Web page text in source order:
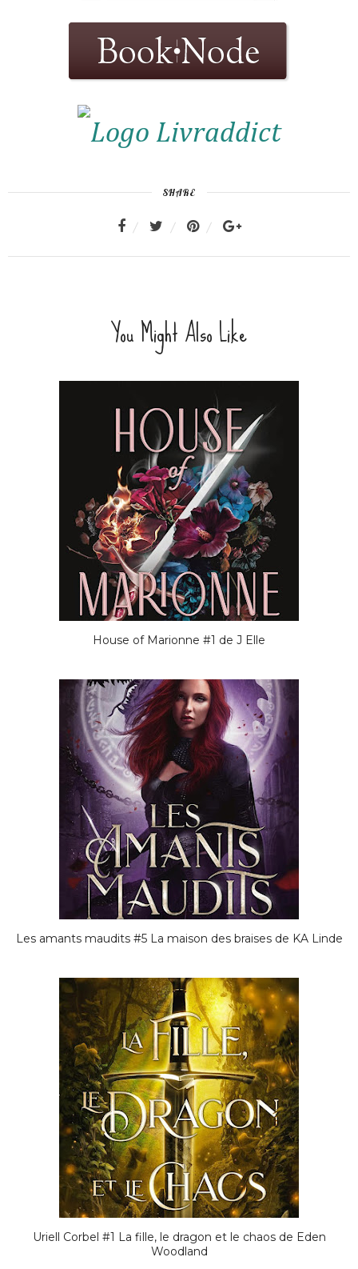
SHARE
You Might Also Like
House of Marionne #1 de J Elle
Les amants maudits #5 La maison des braises de KA Linde
Uriell Corbel #1 La fille, le dragon et le chaos de Eden
Woodland